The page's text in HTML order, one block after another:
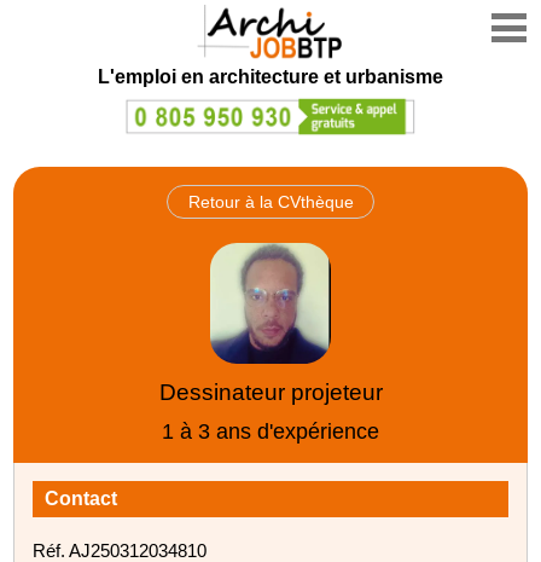
L'emploi en architecture et urbanisme
Retour à la CVthèque
Dessinateur projeteur
1 à 3 ans d'expérience
Contact
Réf. AJ250312034810